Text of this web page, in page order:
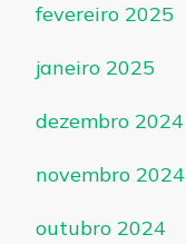
fevereiro 2025
janeiro 2025
dezembro 2024
novembro 2024
outubro 2024